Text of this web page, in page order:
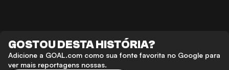
GOSTOU DESTA HISTÓRIA?
Adicione a GOAL.com como sua fonte favorita no Google para
ver mais reportagens nossas.